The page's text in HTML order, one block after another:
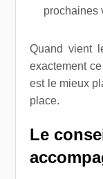
prochaines
Quand vient
exactement
est le mieux
place.
Le